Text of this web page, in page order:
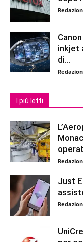
inkjet
di...
I più letti
Just